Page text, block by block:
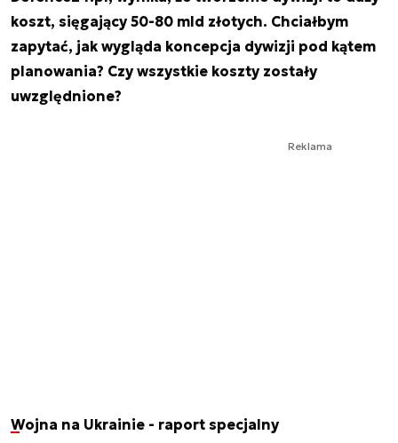
koszt, sięgający 50-80 mld złotych. Chciałbym
zapytać, jak wygląda koncepcja dywizji pod kątem
planowania? Czy wszystkie koszty zostały
uwzględnione?
Reklama
Wojna na Ukrainie - raport specjalny